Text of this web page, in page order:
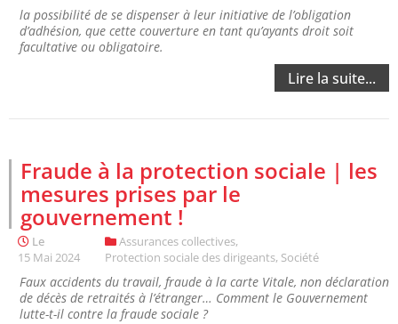
la possibilité de se dispenser à leur initiative de l’obligation
d’adhésion, que cette couverture en tant qu’ayants droit soit
facultative ou obligatoire.
Lire la suite...
Fraude à la protection sociale | les
mesures prises par le
gouvernement !
Le
15 Mai 2024
Assurances collectives,
Protection sociale des dirigeants, Société
Faux accidents du travail, fraude à la carte Vitale, non déclaration
de décès de retraités à l’étranger… Comment le Gouvernement
lutte-t-il contre la fraude sociale ?